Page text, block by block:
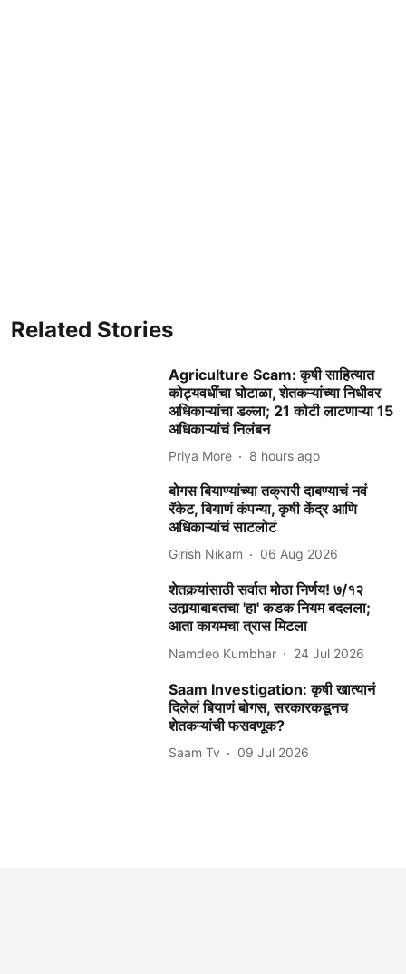
Related Stories
Agriculture Scam: कृषी साहित्यात
कोट्यवधींचा घोटाळा, शेतकऱ्यांच्या निधीवर
अधिकाऱ्यांचा डल्ला; 21 कोटी लाटणाऱ्या 15
अधिकाऱ्यांचं निलंबन
Priya More 8 hours ago
बोगस बियाण्यांच्या तक्रारी दाबण्याचं नवं
रॅकेट, बियाणं कंपन्या, कृषी केंद्र आणि
अधिकाऱ्यांचं साटलोटं
Girish Nikam 06 Aug 2026
शेतकर्‍यांसाठी सर्वात मोठा निर्णय! ७/१२
उतार्‍याबाबतचा 'हा' कडक नियम बदलला;
आता कायमचा त्रास मिटला
Namdeo Kumbhar 24 Jul 2026
Saam Investigation: कृषी खात्यानं
दिलेलं बियाणं बोगस, सरकारकडूनच
शेतकऱ्यांची फसवणूक?
Saam Tv 09 Jul 2026